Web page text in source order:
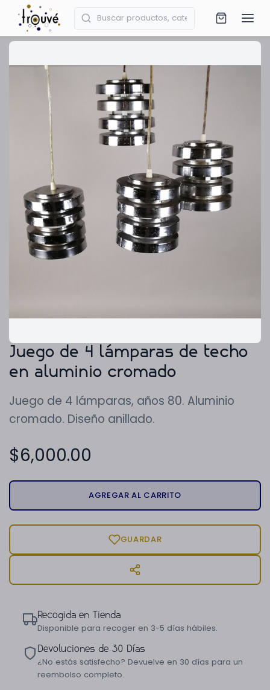
Juego de 4 lámparas de techo
en aluminio cromado
Juego de 4 lámparas, años 80. Aluminio
cromado. Diseño anillado.
$6,000.00
AGREGAR AL CARRITO
GUARDAR
Recogida en Tienda
Disponible para recoger en 3-5 días hábiles.
Devoluciones de 30 Días
¿No estás satisfecho? Devuelve en 30 días para un
reembolso completo.